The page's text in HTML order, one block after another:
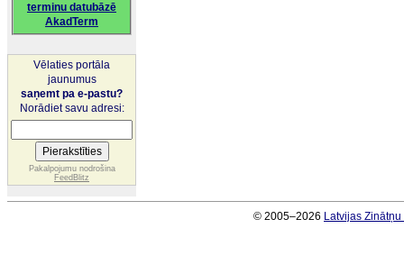
terminu datubāzē
AkadTerm
Vēlaties portāla
jaunumus
saņemt pa e-pastu?
Norādiet savu adresi:
Pakalpojumu nodrošina
FeedBlitz
© 2005–2026 Latvijas